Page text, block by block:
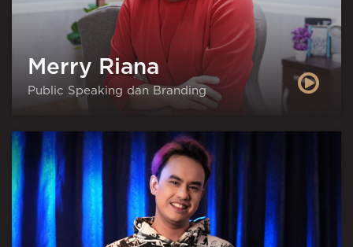
Merry Riana
Public Speaking dan Branding